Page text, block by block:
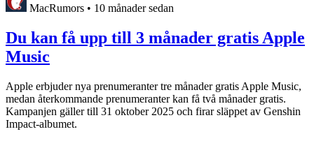
MacRumors • 10 månader sedan
Du kan få upp till 3 månader gratis Apple
Music
Apple erbjuder nya prenumeranter tre månader gratis Apple Music,
medan återkommande prenumeranter kan få två månader gratis.
Kampanjen gäller till 31 oktober 2025 och firar släppet av Genshin
Impact-albumet.